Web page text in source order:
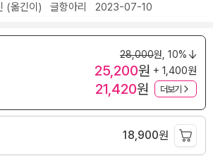
(옮긴이) 글항아리 2023-07-10
28,000원, 10%
25,200원 + 1,400원
21,420원 더보기
18,900원